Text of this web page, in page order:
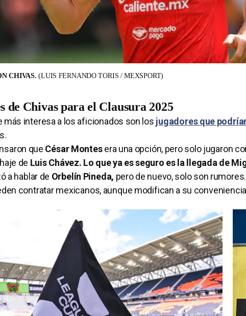
CHIVAS.(LUIS FERNANDO TORIS / MEXSPORT)
de Chivas para el Clausura 2025
más interesa a los aficionados son los jugadores que
que César Montesera una opción, pero solo jugaron
de Luis Chávez. Lo que ya es seguro es la llegada de
a hablar de Orbelín Pineda, pero de nuevo, solo son
contratar mexicanos, aunque modifican a su